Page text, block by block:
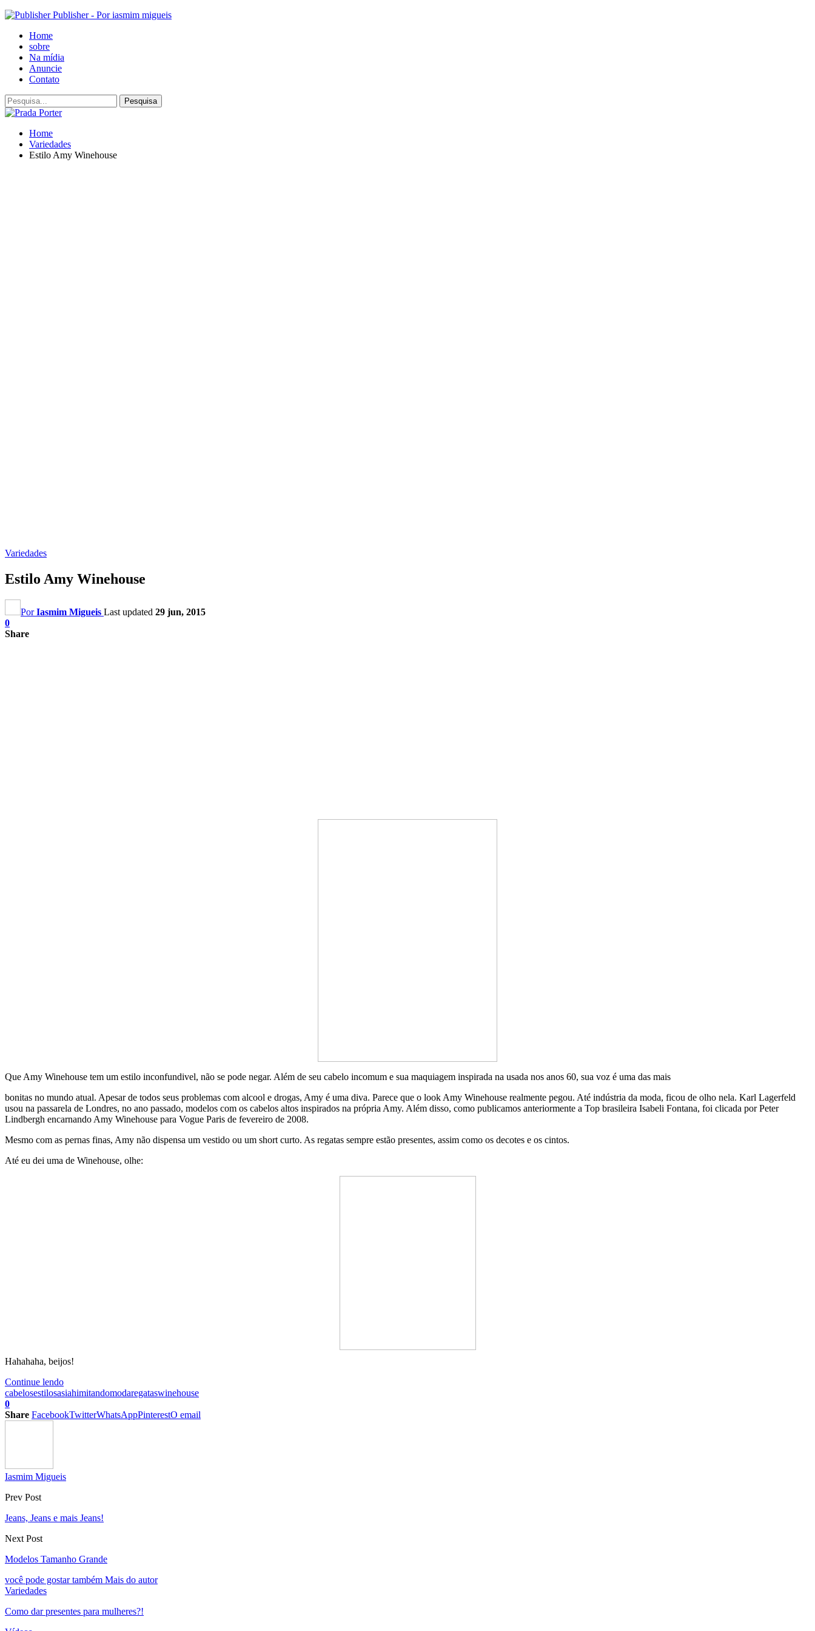
Publisher - Por iasmim migueis
Home
sobre
Na mídia
Anuncie
Contato
Home
Variedades
Estilo Amy Winehouse
Variedades
Estilo Amy Winehouse
PorIasmim Migueis Last updated 29 jun, 2015
0
Share
Que Amy Winehouse tem um estilo inconfundivel, não se pode negar. Além de seu cabelo incomum e sua maquiagem inspirada na usada nos anos 60, sua voz é uma das mais
bonitas no mundo atual. Apesar de todos seus problemas com alcool e drogas, Amy é uma diva. Parece que o look Amy Winehouse realmente pegou. Até indústria da moda, ficou de olho nela. Karl Lagerfeld
usou na passarela de Londres, no ano passado, modelos com os cabelos altos inspirados na própria Amy. Além disso, como publicamos anteriormente a Top brasileira Isabeli Fontana, foi clicada por Peter
Lindbergh encarnando Amy Winehouse para Vogue Paris de fevereiro de 2008.
Mesmo com as pernas finas, Amy não dispensa um vestido ou um short curto. As regatas sempre estão presentes, assim como os decotes e os cintos.
Até eu dei uma de Winehouse, olhe:
Hahahaha, beijos!
Continue lendo
cabelosestilosasiahimitandomodaregataswinehouse
0
Share FacebookTwitterWhatsAppPinterestO email
Iasmim Migueis
Prev Post
Jeans, Jeans e mais Jeans!
Next Post
Modelos Tamanho Grande
você pode gostar também Mais do autor
Variedades
Como dar presentes para mulheres?!